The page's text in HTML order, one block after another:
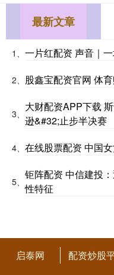
最新文章
1、 一片红配资 声音｜
2、 股鑫宝配资官网 体
3、
大财配资APP下载
逊&#32;止步半决赛
4、 在线股票配资 中国
5、
钜阵配资 中信建投
性特征
启泰网 配资炒股